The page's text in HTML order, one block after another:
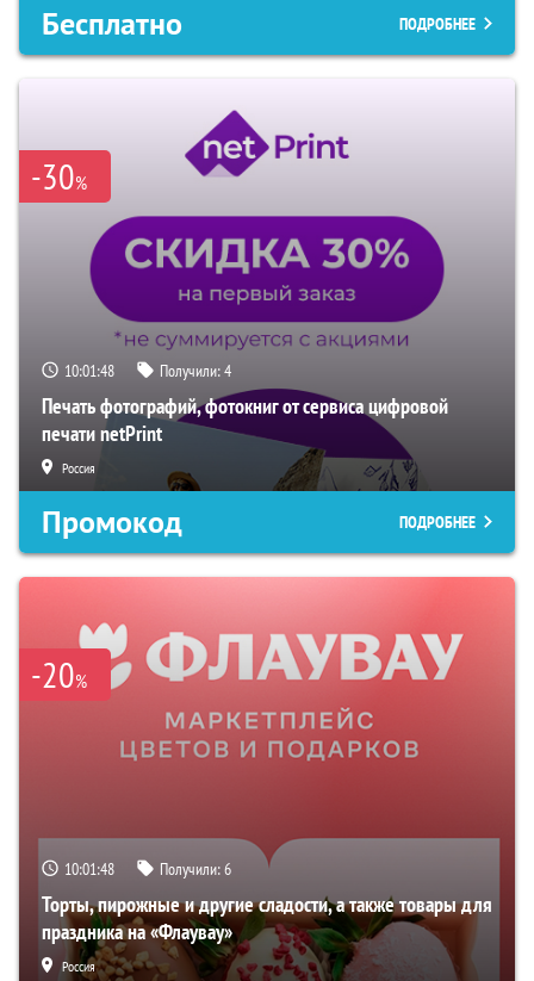
Бесплатно ПОДРОБНЕЕ
-30%
10:01:47 Получили:4
Печать фотографий, фотокниг от сервиса цифровой
печати netPrint
Россия
Промокод ПОДРОБНЕЕ
-20%
10:01:47 Получили:6
Торты, пирожные и другие сладости, а также товары для
праздника на «Флаувау»
Россия